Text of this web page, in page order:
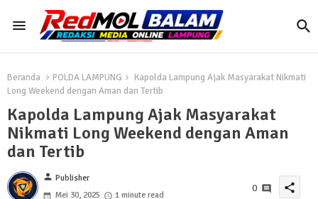
Beranda POLDA LAMPUNG
Kapolda Lampung Ajak Masyarakat Nikmati
Long Weekend dengan Aman dan Tertib
Kapolda Lampung Ajak Masyarakat
Nikmati Long Weekend dengan Aman
dan Tertib
person Publisher
Mei 30, 2025
1 minute read
0 share